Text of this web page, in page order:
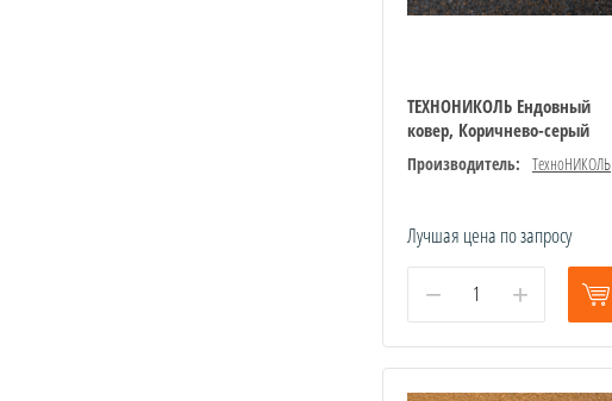
ТЕХНОНИКОЛЬ Ендовный
ковер, Коричнево-серый
Производитель: ТехноНИКОЛЬ
Лучшая цена по запросу
− +